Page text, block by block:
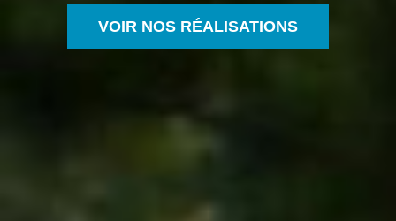
VOIR NOS RÉALISATIONS